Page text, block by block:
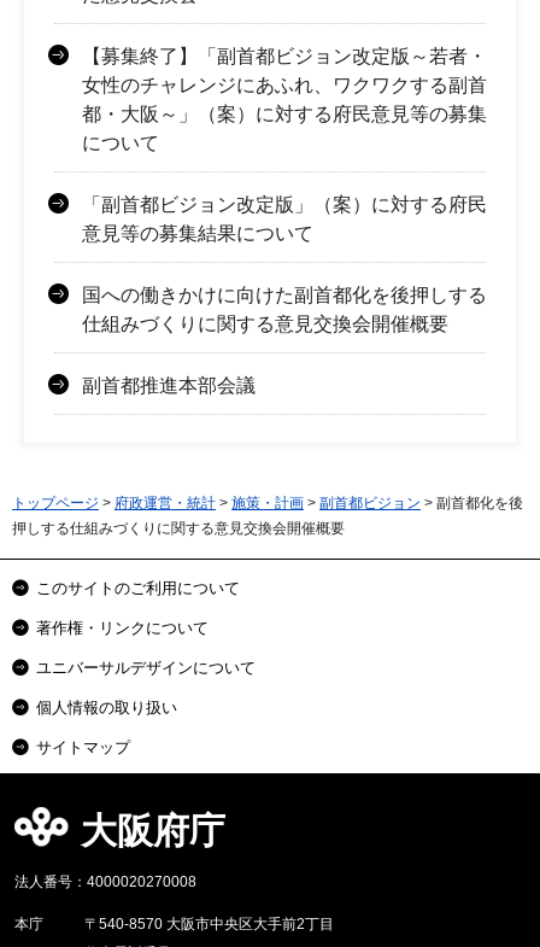
【募集終了】「副首都ビジョン改定版～若者・
女性のチャレンジにあふれ、ワクワクする副首
都・大阪～」（案）に対する府民意見等の募集
について
「副首都ビジョン改定版」（案）に対する府民
意見等の募集結果について
国への働きかけに向けた副首都化を後押しする
仕組みづくりに関する意見交換会開催概要
副首都推進本部会議
トップページ > 府政運営・統計 > 施策・計画 > 副首都ビジョン > 副首都化を後
押しする仕組みづくりに関する意見交換会開催概要
このサイトのご利用について
著作権・リンクについて
ユニバーサルデザインについて
個人情報の取り扱い
サイトマップ
大阪府庁
法人番号：4000020270008
本庁
〒540-8570 大阪市中央区大手前2丁目